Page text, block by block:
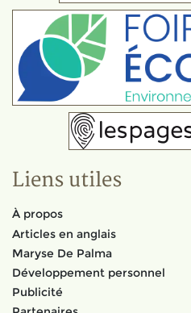
Liens utiles
À propos
Articles en anglais
Maryse De Palma
Développement personnel
Publicité